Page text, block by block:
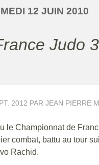
12 JUIN 2010
Judo
2012 PAR JEAN PIERRE
Championnat de
combat, battu au tour
Rachid.